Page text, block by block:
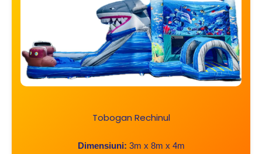
Tobogan Rechinul
Dimensiuni: 3m x 8m x 4m